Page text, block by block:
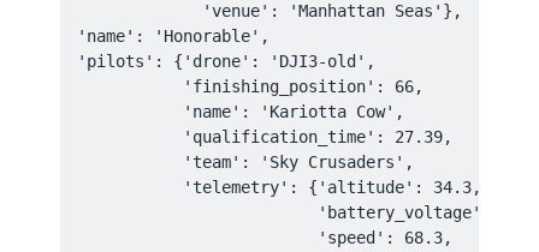
             'venue': 'Manhattan Seas'},
'name': 'Honorable',
'pilots': {'drone': 'DJI3-old',
           'finishing_position': 66,
           'name': 'Kariotta Cow',
           'qualification_time': 27.39,
           'team': 'Sky Crusaders',
           'telemetry': {'altitude': 34.3,
'battery_voltage':
                         'speed': 68.3,